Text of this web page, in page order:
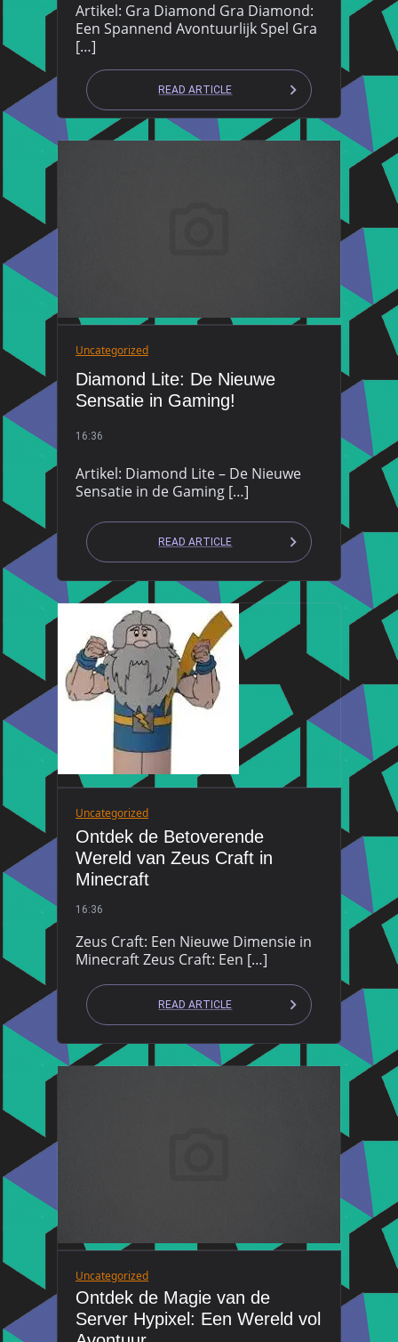
Artikel: Gra Diamond Gra Diamond:
Een Spannend Avontuurlijk Spel Gra
[…]
READ ARTICLE
Uncategorized
Diamond Lite: De Nieuwe
Sensatie in Gaming!
16:36
Artikel: Diamond Lite – De Nieuwe
Sensatie in de Gaming […]
READ ARTICLE
Uncategorized
Ontdek de Betoverende
Wereld van Zeus Craft in
Minecraft
16:36
Zeus Craft: Een Nieuwe Dimensie in
Minecraft Zeus Craft: Een […]
READ ARTICLE
Uncategorized
Ontdek de Magie van de
Server Hypixel: Een Wereld vol